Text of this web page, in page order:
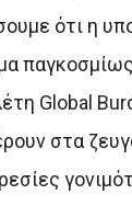
ότι η
Global
στα